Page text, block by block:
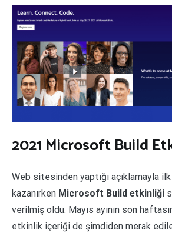
2021 Microsoft Build
Web sitesinden yaptığı açıklamayla ilk
kazanırken Microsoft Build etkinliği
verilmiş oldu. Mayıs ayının son
etkinlik içeriği de şimdiden merak